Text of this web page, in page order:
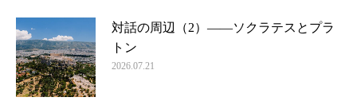
対話の周辺（2）――ソクラテスとプラ
トン
2026.07.21